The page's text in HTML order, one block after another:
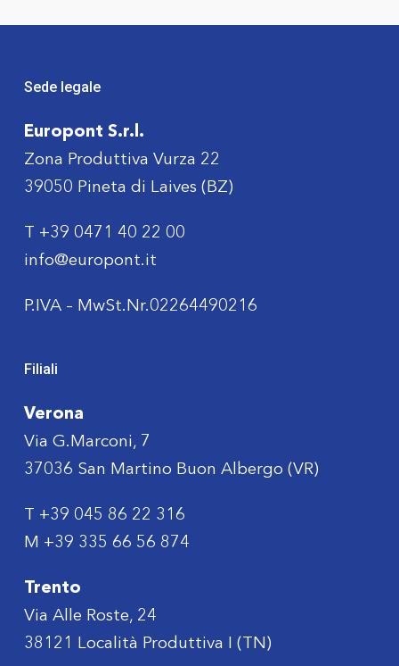
Sede legale
Europont S.r.l.
Zona Produttiva Vurza 22
39050 Pineta di Laives (BZ)
T +39 0471 40 22 00
info@europont.it
P.IVA – MwSt.Nr.02264490216
Filiali
Verona
Via G.Marconi, 7
37036 San Martino Buon Albergo (VR)
T +39 045 86 22 316
M +39 335 66 56 874
Trento
Via Alle Roste, 24
38121 Località Produttiva I (TN)